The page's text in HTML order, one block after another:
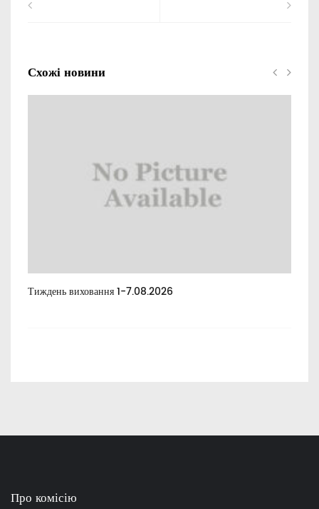
Схожі новини
Тиждень виховання 1-7.08.2026
Про комісію